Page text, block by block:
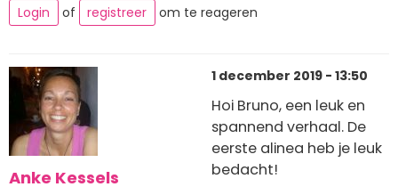
Login of registreer om te reageren
Anke Kessels
1 december 2019 - 13:50
Hoi Bruno, een leuk en
spannend verhaal. De
eerste alinea heb je leuk
bedacht!